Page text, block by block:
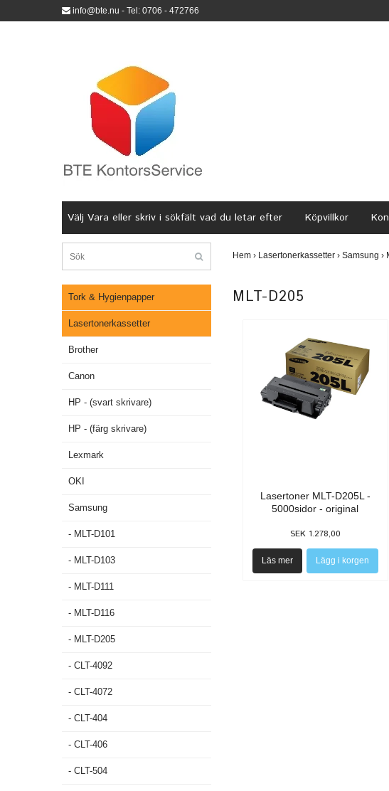
info@bte.nu - Tel: 0706 - 472766
Välj Vara eller skriv i sökfält vad du letar efter Köpvillkor
Tork & Hygienpapper
Lasertonerkassetter
Brother
Canon
HP - (svart skrivare)
HP - (färg skrivare)
Lexmark
OKI
Samsung
- MLT-D101
- MLT-D103
- MLT-D111
- MLT-D116
- MLT-D205
- CLT-4092
- CLT-4072
- CLT-404
- CLT-406
- CLT-504
Hem › Lasertonerkassetter › Samsung ›
MLT-D205
Lasertoner MLT-D205L -
5000sidor - original
SEK 1.278,00
Läs mer